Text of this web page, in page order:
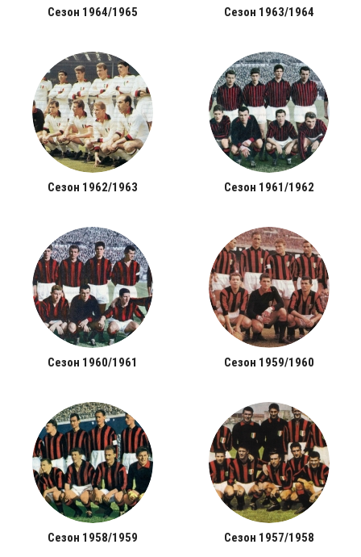
Сезон 1964/1965 Сезон 1963/1964
Сезон 1962/1963 Сезон 1961/1962
Сезон 1960/1961 Сезон 1959/1960
Сезон 1958/1959 Сезон 1957/1958